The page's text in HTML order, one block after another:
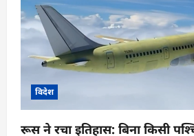
विदेश
रूस ने रचा इतिहास: बिना किसी